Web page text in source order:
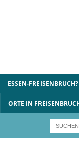
ESSEN-FREISENBRUCH?
ORTE IN